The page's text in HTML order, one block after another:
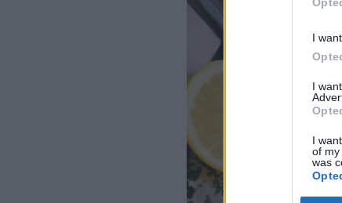
I
I
I
of my
was